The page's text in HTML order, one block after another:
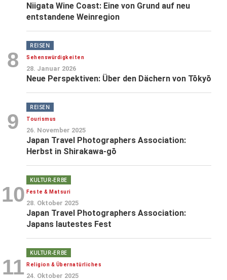
Niigata Wine Coast: Eine von Grund auf neu
entstandene Weinregion
8
REISEN
Sehenswürdigkeiten
28. Januar 2026
Neue Perspektiven: Über den Dächern von Tōkyō
9
REISEN
Tourismus
26. November 2025
Japan Travel Photographers Association:
Herbst in Shirakawa-gō
10
KULTUR-ERBE
Feste & Matsuri
28. Oktober 2025
Japan Travel Photographers Association:
Japans lautestes Fest
11
KULTUR-ERBE
Religion & Übernatürliches
24. Oktober 2025